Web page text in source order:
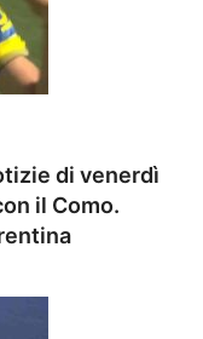
di venerdì
il Como.